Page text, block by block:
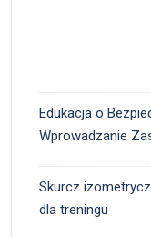
Edukacja o
Wprowadzanie
Skurcz
dla treningu